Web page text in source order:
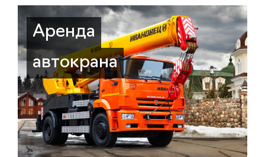
Аренда
автокрана